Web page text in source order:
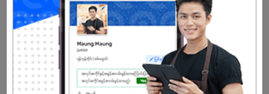
Don't have an account?
REGISTER NOW!
More Similar Jobs